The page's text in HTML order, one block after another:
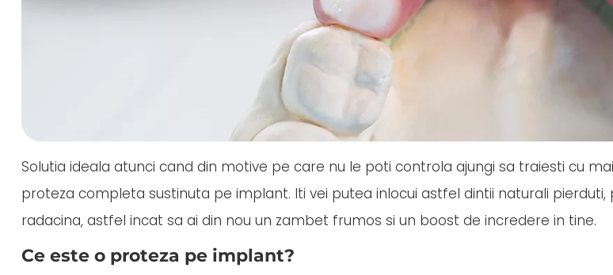
Solutia ideala atunci cand din motive pe care nu le poti controla ajungi sa traiesti cu
proteza completa sustinuta pe implant. Iti vei putea inlocui astfel dintii naturali
radacina, astfel incat sa ai din nou un zambet frumos si un boost de incredere in tine.
Ce este o proteza pe implant?